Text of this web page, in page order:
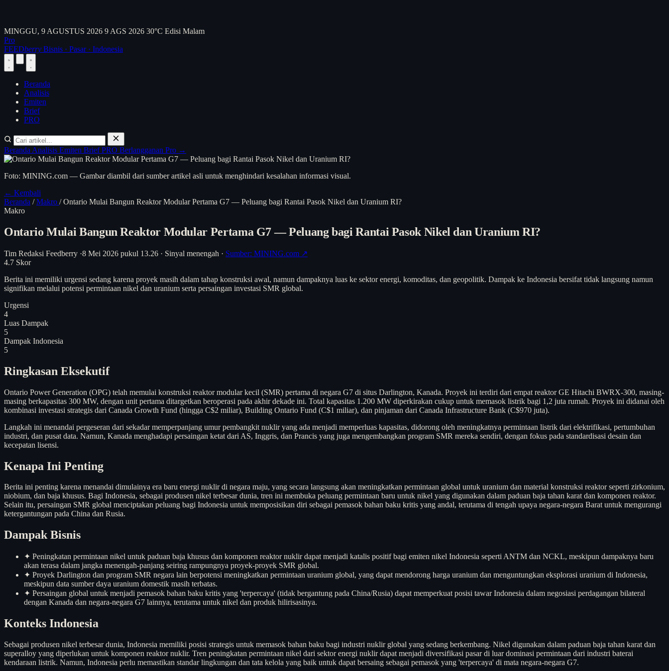
MINGGU, 9 AGUSTUS 2026 9 AGS 2026 30°C Edisi Malam
Pro
FEEDberry Bisnis · Pasar · Indonesia
Beranda
Analisis
Emiten
Brief
PRO
Beranda Analisis Emiten BriefPRO Berlangganan Pro →
Foto: MINING.com — Gambar diambil dari sumber artikel asli untuk menghindari kesalahan informasi visual.
← Kembali
Beranda / Makro / Ontario Mulai Bangun Reaktor Modular Pertama G7 — Peluang bagi Rantai Pasok Nikel dan Uranium RI?
Makro
Ontario Mulai Bangun Reaktor Modular Pertama G7 — Peluang bagi Rantai Pasok Nikel dan Uranium RI?
Tim Redaksi Feedberry ·8 Mei 2026 pukul 13.26 · Sinyal menengah · Sumber: MINING.com ↗
4.7 Skor
Berita ini memiliki urgensi sedang karena proyek masih dalam tahap konstruksi awal, namun dampaknya luas ke sektor energi, komoditas, dan geopolitik. Dampak ke Indonesia bersifat tidak langsung namun
signifikan melalui potensi permintaan nikel dan uranium serta persaingan investasi SMR global.
Urgensi
4
Luas Dampak
5
Dampak Indonesia
5
Ringkasan Eksekutif
Ontario Power Generation (OPG) telah memulai konstruksi reaktor modular kecil (SMR) pertama di negara G7 di situs Darlington, Kanada. Proyek ini terdiri dari empat reaktor GE Hitachi BWRX-300, masing-
masing berkapasitas 300 MW, dengan unit pertama ditargetkan beroperasi pada akhir dekade ini. Total kapasitas 1.200 MW diperkirakan cukup untuk memasok listrik bagi 1,2 juta rumah. Proyek ini didanai oleh
kombinasi investasi strategis dari Canada Growth Fund (hingga C$2 miliar), Building Ontario Fund (C$1 miliar), dan pinjaman dari Canada Infrastructure Bank (C$970 juta).
Langkah ini menandai pergeseran dari sekadar memperpanjang umur pembangkit nuklir yang ada menjadi memperluas kapasitas, didorong oleh meningkatnya permintaan listrik dari elektrifikasi, pertumbuhan
industri, dan pusat data. Namun, Kanada menghadapi persaingan ketat dari AS, Inggris, dan Prancis yang juga mengembangkan program SMR mereka sendiri, dengan fokus pada standardisasi desain dan
kecepatan lisensi.
Kenapa Ini Penting
Berita ini penting karena menandai dimulainya era baru energi nuklir di negara maju, yang secara langsung akan meningkatkan permintaan global untuk uranium dan material konstruksi reaktor seperti zirkonium,
niobium, dan baja khusus. Bagi Indonesia, sebagai produsen nikel terbesar dunia, tren ini membuka peluang permintaan baru untuk nikel yang digunakan dalam paduan baja tahan karat dan komponen reaktor.
Selain itu, persaingan SMR global menciptakan peluang bagi Indonesia untuk memposisikan diri sebagai pemasok bahan baku kritis yang andal, terutama di tengah upaya negara-negara Barat untuk mengurangi
ketergantungan pada China dan Rusia.
Dampak Bisnis
✦ Peningkatan permintaan nikel untuk paduan baja khusus dan komponen reaktor nuklir dapat menjadi katalis positif bagi emiten nikel Indonesia seperti ANTM dan NCKL, meskipun dampaknya baru
akan terasa dalam jangka menengah-panjang seiring rampungnya proyek-proyek SMR global.
✦ Proyek Darlington dan program SMR negara lain berpotensi meningkatkan permintaan uranium global, yang dapat mendorong harga uranium dan menguntungkan eksplorasi uranium di Indonesia,
meskipun data sumber daya uranium domestik masih terbatas.
✦ Persaingan global untuk menjadi pemasok bahan baku kritis yang 'terpercaya' (tidak bergantung pada China/Rusia) dapat memperkuat posisi tawar Indonesia dalam negosiasi perdagangan bilateral
dengan Kanada dan negara-negara G7 lainnya, terutama untuk nikel dan produk hilirisasinya.
Konteks Indonesia
Sebagai produsen nikel terbesar dunia, Indonesia memiliki posisi strategis untuk memasok bahan baku bagi industri nuklir global yang sedang berkembang. Nikel digunakan dalam paduan baja tahan karat dan
superalloy yang diperlukan untuk komponen reaktor nuklir. Tren peningkatan permintaan nikel dari sektor energi nuklir dapat menjadi diversifikasi pasar di luar dominasi permintaan dari industri baterai
kendaraan listrik. Namun, Indonesia perlu memastikan standar lingkungan dan tata kelola yang baik untuk dapat bersaing sebagai pemasok yang 'terpercaya' di mata negara-negara G7.